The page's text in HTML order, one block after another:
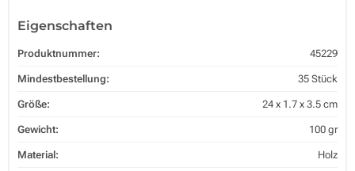
Eigenschaften
Produktnummer: 45229
Mindestbestellung: 35 Stück
Größe: 24 x 1.7 x 3.5 cm
Gewicht: 100 gr
Material: Holz